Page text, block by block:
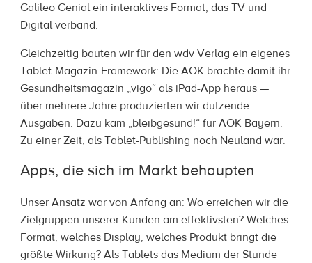
Galileo Genial ein interaktives Format, das TV und
Digital verband.
Gleichzeitig bauten wir für den wdv Verlag ein eigenes
Tablet-Magazin-Framework: Die AOK brachte damit ihr
Gesundheitsmagazin „vigo“ als iPad-App heraus —
über mehrere Jahre produzierten wir dutzende
Ausgaben. Dazu kam „bleibgesund!“ für AOK Bayern.
Zu einer Zeit, als Tablet-Publishing noch Neuland war.
Apps, die sich im Markt behaupten
Unser Ansatz war von Anfang an: Wo erreichen wir die
Zielgruppen unserer Kunden am effektivsten? Welches
Format, welches Display, welches Produkt bringt die
größte Wirkung? Als Tablets das Medium der Stunde